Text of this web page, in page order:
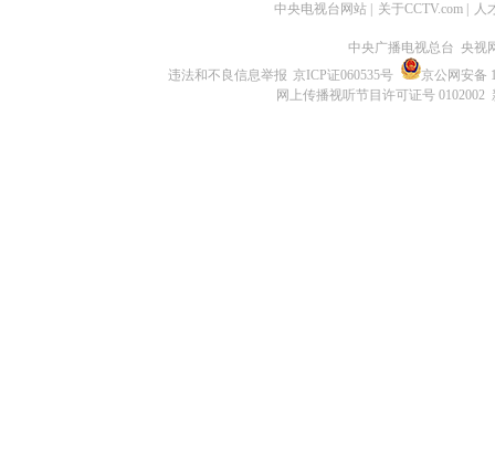
中央电视台网站 关于CCTV.com 人
中央广播电视总台 央视
违法和不良信息举报 京ICP证060535号
京公网安备
网上传播视听节目许可证号 0102002